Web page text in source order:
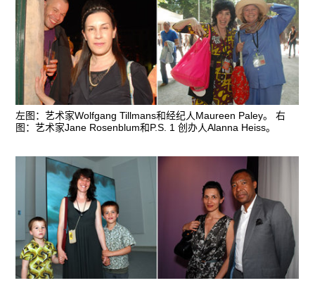
左图：艺术家Wolfgang Tillmans和经纪人Maureen Paley。 右
图：艺术家Jane Rosenblum和P.S. 1 创办人Alanna Heiss。